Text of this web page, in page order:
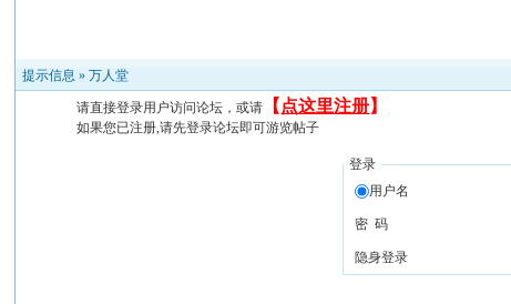
提示信息 »万人堂
请直接登录用户访问论坛，或请 【 点这里注册】
如果您已注册,请先登录论坛即可游览帖子
登录
用户名
密 码
隐身登录